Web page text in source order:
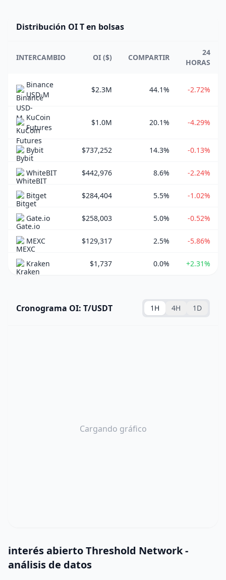
Distribución OI T en bolsas
INTERCAMBIO OI ($) COMPARTIR
24
HORAS
Binance
USD-M
$2.3M 44.1% -2.72%
KuCoin
Futures
$1.0M 20.1% -4.29%
Bybit $737,252 14.3% -0.13%
WhiteBIT $442,976 8.6% -2.24%
Bitget $284,404 5.5% -1.02%
Gate.io $258,003 5.0% -0.52%
MEXC $129,317 2.5% -5.86%
Kraken $1,737 0.0% +2.31%
Cronograma OI: T/USDT 1H 4H 1D
Cargando gráfico
interés abierto Threshold Network -
análisis de datos